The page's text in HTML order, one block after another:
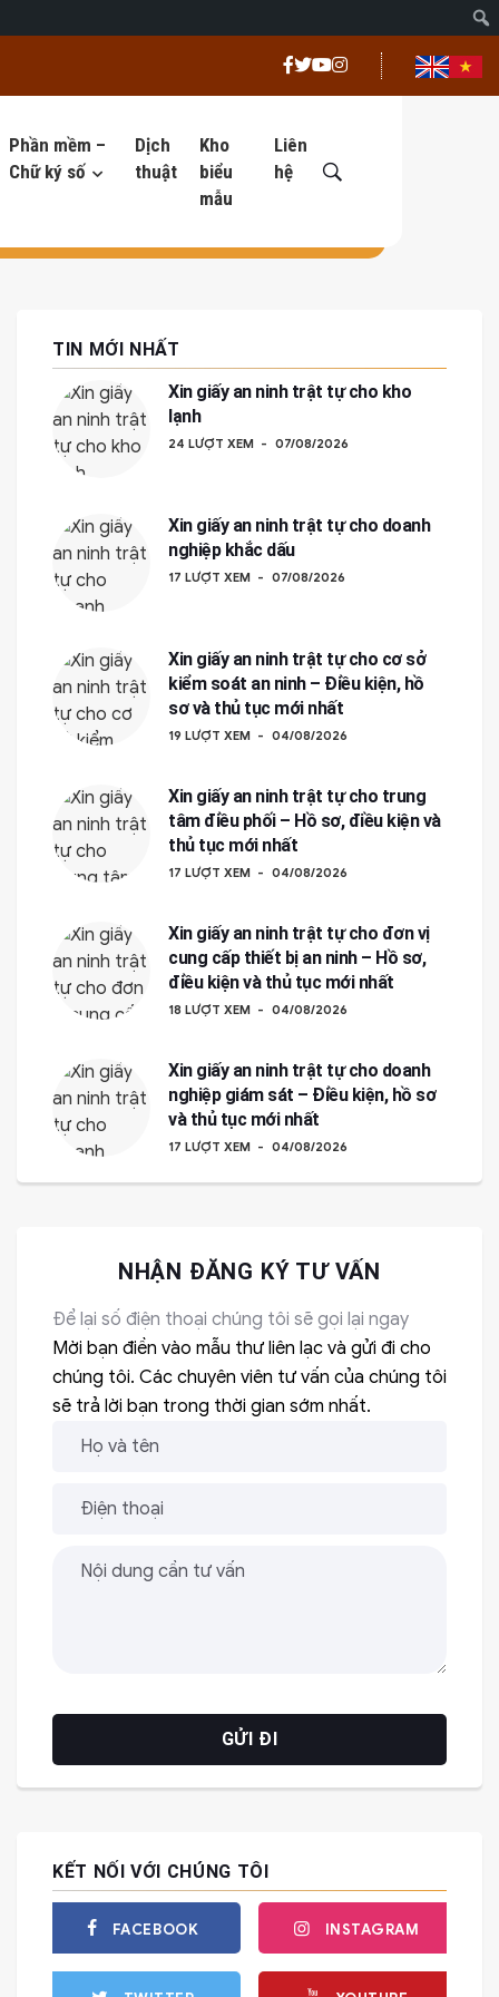
Phần mềm –
Chữ ký số
Dịch
thuật
Kho
biểu
mẫu
Liên
hệ
TIN MỚI NHẤT
Xin giấy an ninh trật tự cho kho
lạnh
24 LƯỢT XEM 07/08/2026
Xin giấy an ninh trật tự cho doanh
nghiệp khắc dấu
17 LƯỢT XEM 07/08/2026
Xin giấy an ninh trật tự cho cơ sở
kiểm soát an ninh – Điều kiện, hồ
sơ và thủ tục mới nhất
19 LƯỢT XEM 04/08/2026
Xin giấy an ninh trật tự cho trung
tâm điều phối – Hồ sơ, điều kiện và
thủ tục mới nhất
17 LƯỢT XEM 04/08/2026
Xin giấy an ninh trật tự cho đơn vị
cung cấp thiết bị an ninh – Hồ sơ,
điều kiện và thủ tục mới nhất
18 LƯỢT XEM 04/08/2026
Xin giấy an ninh trật tự cho doanh
nghiệp giám sát – Điều kiện, hồ sơ
và thủ tục mới nhất
17 LƯỢT XEM 04/08/2026
NHẬN ĐĂNG KÝ TƯ VẤN
Để lại số điện thoại chúng tôi sẽ gọi lại ngay
Mời bạn điền vào mẫu thư liên lạc và gửi đi cho
chúng tôi. Các chuyên viên tư vấn của chúng tôi
sẽ trả lời bạn trong thời gian sớm nhất.
KẾT NỐI VỚI CHÚNG TÔI
FACEBOOK INSTAGRAM